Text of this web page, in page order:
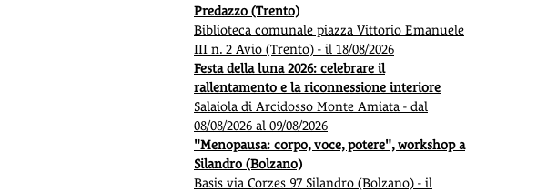
Predazzo (Trento)
Biblioteca comunale piazza Vittorio Emanuele
III n. 2 Avio (Trento) - il 18/08/2026
Festa della luna 2026: celebrare il
rallentamento e la riconnessione interiore
Salaiola di Arcidosso Monte Amiata - dal
08/08/2026 al 09/08/2026
"Menopausa: corpo, voce, potere", workshop a
Silandro (Bolzano)
Basis via Corzes 97 Silandro (Bolzano) - il